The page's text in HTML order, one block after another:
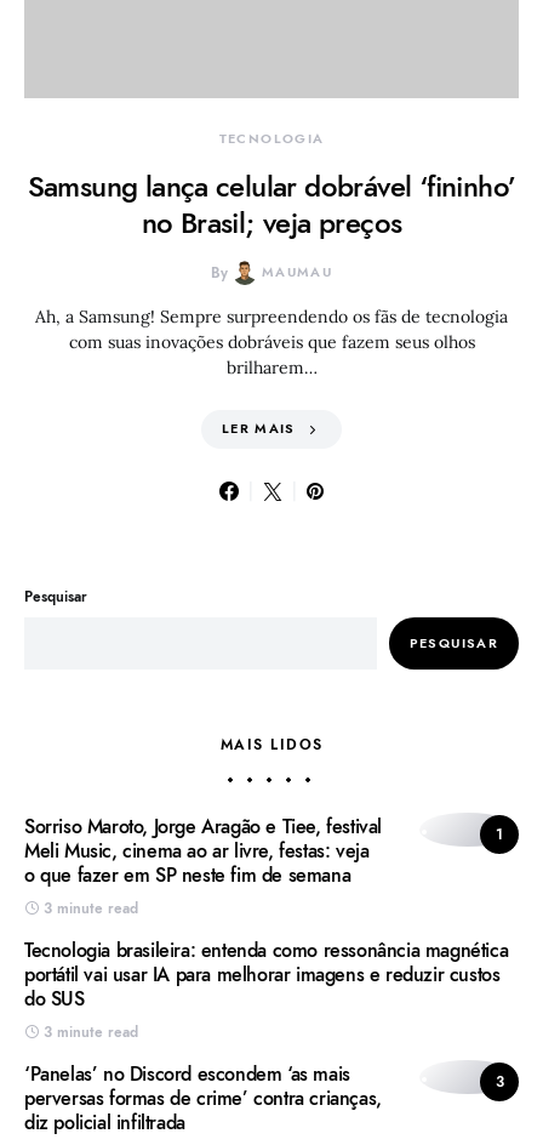
TECNOLOGIA
Samsung lança celular dobrável ‘fininho’
no Brasil; veja preços
By MAUMAU
Ah, a Samsung! Sempre surpreendendo os fãs de tecnologia
com suas inovações dobráveis que fazem seus olhos
brilharem…
LER MAIS
Pesquisar
PESQUISAR
MAIS LIDOS
1
Sorriso Maroto, Jorge Aragão e Tiee, festival
Meli Music, cinema ao ar livre, festas: veja
o que fazer em SP neste fim de semana
3 minute read
Tecnologia brasileira: entenda como ressonância magnética
portátil vai usar IA para melhorar imagens e reduzir custos
do SUS
3 minute read
3
‘Panelas’ no Discord escondem ‘as mais
perversas formas de crime’ contra crianças,
diz policial infiltrada